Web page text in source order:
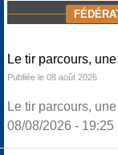
Le tir parcours,
Publiée le 08 août 2026
Le tir parcours,
08/08/2026 - 19:25